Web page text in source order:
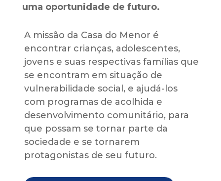
uma oportunidade de futuro.
A missão da Casa do Menor é
encontrar crianças, adolescentes,
jovens e suas respectivas famílias que
se encontram em situação de
vulnerabilidade social, e ajudá-los
com programas de acolhida e
desenvolvimento comunitário, para
que possam se tornar parte da
sociedade e se tornarem
protagonistas de seu futuro.